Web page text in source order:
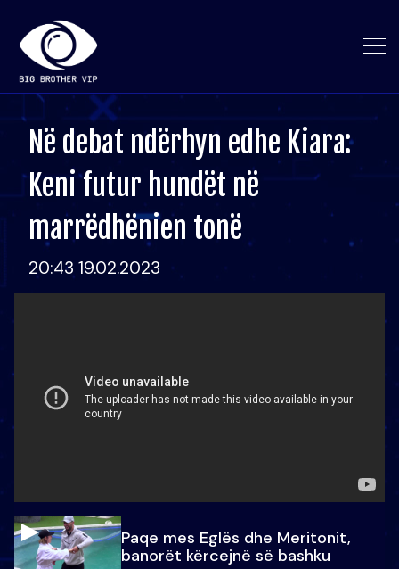
Në debat ndërhyn edhe Kiara:
Keni futur hundët në
marrëdhënien tonë
20:43 19.02.2023
Paqe mes Eglës dhe Meritonit,
banorët kërcejnë së bashku